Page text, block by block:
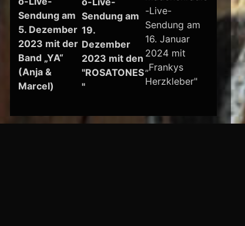
Sendung am
5. Dezember
2023 mit der
Band „YA“
(Anja &
Marcel)
Sendung am
19.
Dezember
2023 mit den
"ROSATONES
"
-Live-
Sendung am
16. Januar
2024 mit
„Frankys
Herzkleber"